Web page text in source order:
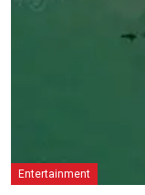
Entertainment